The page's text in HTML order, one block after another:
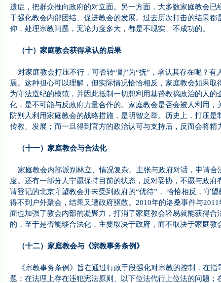
遗症，把群众推向政府的对立面。另一方面，大多数家庭教会
于强化教会内部团结、促进教会的发展。过去历次打击的结果
仰，处理宗教问题，无论力度多大，都是不现实、不成功的。
（十）家庭教会获得承认的后果
对家庭教会打压不行，可否转“剿”为“抚”，承认其存在呢？
展。这种担心可以理解，但实际情况恰恰相反，家庭教会如果
为守法遵纪的模范，并因此抵制一切想利用基督教搞政治的人
化，是不可能与反政府力量合作的。家庭教会是否会被人利用
防别人利用家庭教会的战略措施，是明智之举。历史上，打压
传教、发展；而一旦得到官方的政治认可与支持后，反而会将
（十一）家庭教会与合法化
家庭教会内部派别林立、情况复杂。主张与政府对话，申请合
度。还有一部分人宁愿保持目前的状态，反对妥协，不愿与政
请登记的北京守望教会并未受到政府的“优待”， 恰恰相反，守
得不到户外聚会，结果又遭政府驱散。2010年的洛桑事件与
面也加强了教会内部的凝聚力，打消了家庭教会轻易就能获得
的，至于是否能够合法化，主要取决于政府，而不取决于家庭教
（十二）家庭教会与《宗教事务条例》
《宗教事务条例》旨在通过行政手段强化对宗教的控制，在
题；在法理上存在违犯宪法原则、以下位法代行上位法的问题